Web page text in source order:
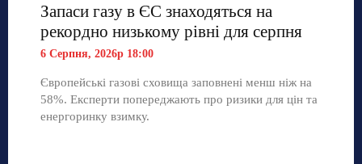
Запаси газу в ЄС знаходяться на
рекордно низькому рівні для серпня
6 Серпня, 2026р 18:00
Європейські газові сховища заповнені менш ніж на
58%. Експерти попереджають про ризики для цін та
енергоринку взимку.